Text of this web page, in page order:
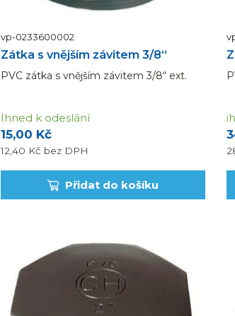
vp-0233600002
Zátka s vnějším závitem 3/8“
PVC zátka s vnějším závitem 3/8“ ext.
15,00 Kč
12,40 Kč bez DPH
Ihned k odeslání
Přidat do košíku